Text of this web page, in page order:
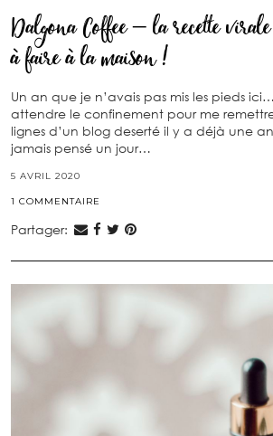
Dalgona Coffee – la recette
à faire à la maison !
Un an que je n’avais pas mis les pieds
attendre le confinement pour me
lignes d’un blog deserté il y a déjà une
jamais pensé un jour…
5 AVRIL 2020
1 COMMENTAIRE
Partager: